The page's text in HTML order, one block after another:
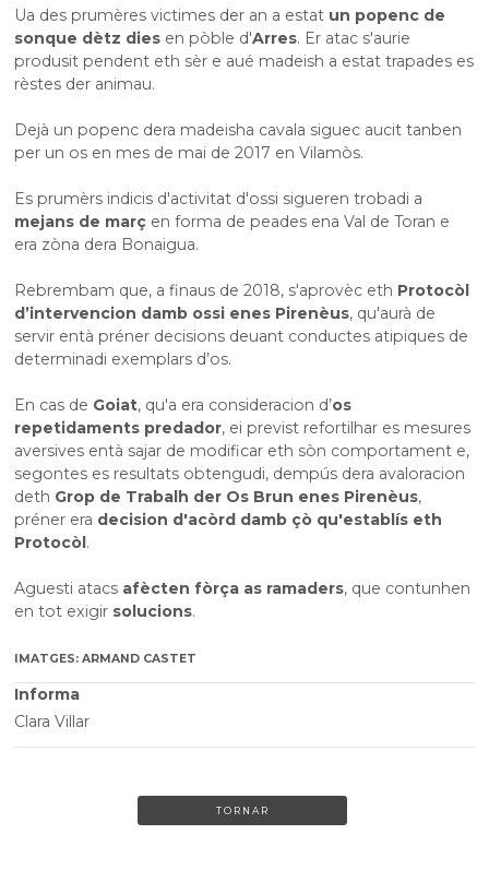
Ua des prumères victimes der an a estat un popenc de
sonque dètz dies en pòble d'Arres. Er atac s'aurie
produsit pendent eth sèr e aué madeish a estat trapades es
rèstes der animau.
Dejà un popenc dera madeisha cavala siguec aucit tanben
per un os en mes de mai de 2017 en Vilamòs.
Es prumèrs indicis d'activitat d'ossi sigueren trobadi a
mejans de març en forma de peades ena Val de Toran e
era zòna dera Bonaigua.
Rebrembam que, a finaus de 2018, s'aprovèc eth Protocòl
d’intervencion damb ossi enes Pirenèus, qu'aurà de
servir entà préner decisions deuant conductes atipiques de
determinadi exemplars d’os.
En cas de Goiat, qu'a era consideracion d’os
repetidaments predador, ei previst refortilhar es mesures
aversives entà sajar de modificar eth sòn comportament e,
segontes es resultats obtengudi, dempús dera avaloracion
deth Grop de Trabalh der Os Brun enes Pirenèus,
préner era decision d'acòrd damb çò qu'establís eth
Protocòl.
Aguesti atacs afècten fòrça as ramaders, que contunhen
en tot exigir solucions.
IMATGES: ARMAND CASTET
Informa
Clara Villar
TORNAR